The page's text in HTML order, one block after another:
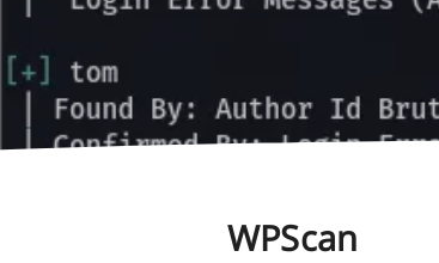
WPScan